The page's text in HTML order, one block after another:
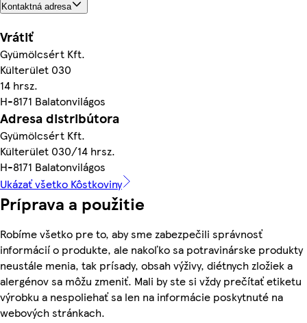
Kontaktná adresa
Vrátiť
Gyümölcsért Kft.
Külterület 030
14 hrsz.
H-8171 Balatonvilágos
Adresa distribútora
Gyümölcsért Kft.
Külterület 030/14 hrsz.
H-8171 Balatonvilágos
Ukázať všetko Kôstkoviny
Príprava a použitie
Robíme všetko pre to, aby sme zabezpečili správnosť
informácií o produkte, ale nakoľko sa potravinárske produkty
neustále menia, tak prísady, obsah výživy, diétnych zložiek a
alergénov sa môžu zmeniť. Mali by ste si vždy prečítať etiketu
výrobku a nespoliehať sa len na informácie poskytnuté na
webových stránkach.